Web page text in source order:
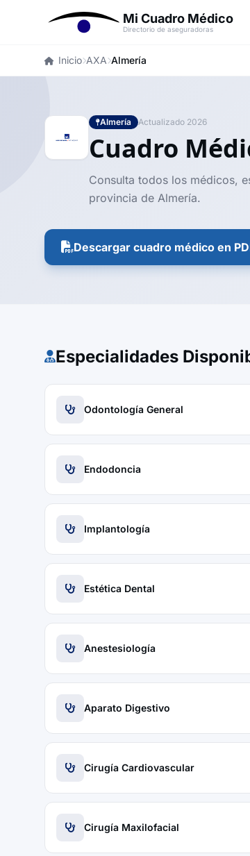
Mi Cuadro Médico
Directorio de aseguradoras
Inicio AXA Almería
Almería Actualizado 2026
Cuadro
Consulta todos los médicos,
provincia de Almería.
Descargar cuadro médico en
Especialidades
Odontología General
Endodoncia
Implantología
Estética Dental
Anestesiología
Aparato Digestivo
Cirugía Cardiovascular
Cirugía Maxilofacial